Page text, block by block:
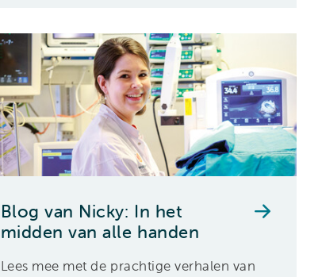
Blog van Nicky: In het
midden van alle handen
Lees mee met de prachtige verhalen van